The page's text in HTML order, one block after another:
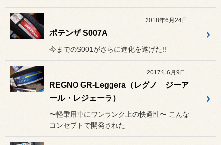
2018年6月24日
ポテンザ S007A
今までのS001がさらに進化を遂げた!!
2017年6月9日
REGNO GR-Leggera（レグノ ジーア
ール・レジェーラ）
〜軽乗用車にワンランク上の快適性〜 こんな
コンセプトで開発された